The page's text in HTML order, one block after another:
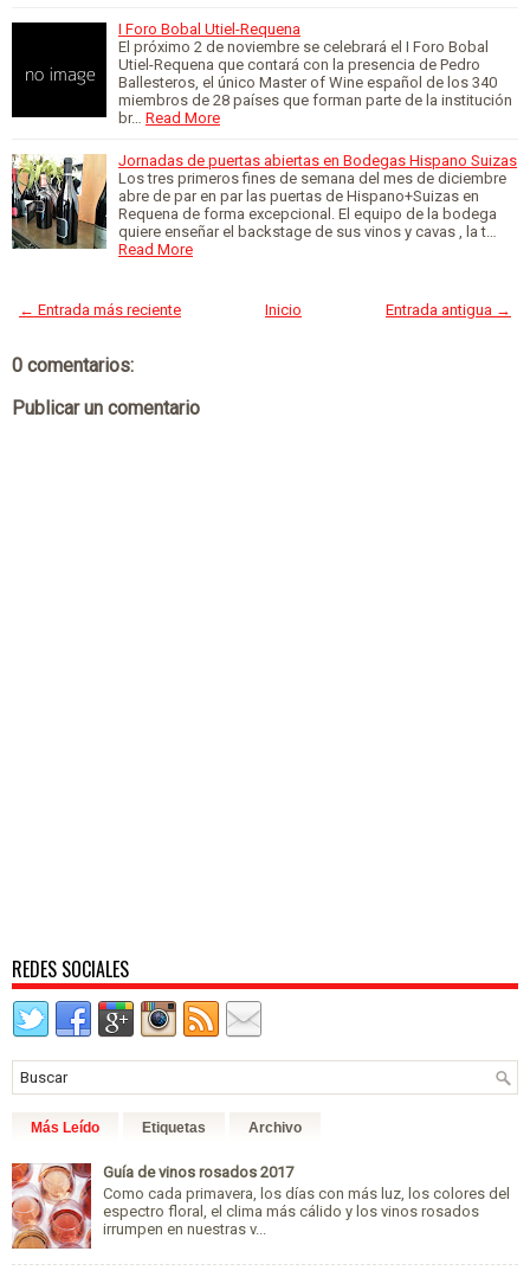
I Foro Bobal Utiel-Requena
El próximo 2 de noviembre se celebrará el I Foro Bobal
Utiel-Requena que contará con la presencia de Pedro
Ballesteros, el único Master of Wine español de los 340
miembros de 28 países que forman parte de la institución
br… Read More
Jornadas de puertas abiertas en Bodegas Hispano Suizas
Los tres primeros fines de semana del mes de diciembre
abre de par en par las puertas de Hispano+Suizas en
Requena de forma excepcional. El equipo de la bodega
quiere enseñar el backstage de sus vinos y cavas , la t…
Read More
← Entrada más reciente Entrada antigua →
Inicio
0 comentarios:
Publicar un comentario
REDES SOCIALES
Más Leído Etiquetas Archivo
Guía de vinos rosados 2017
Como cada primavera, los días con más luz, los colores del
espectro floral, el clima más cálido y los vinos rosados
irrumpen en nuestras v...